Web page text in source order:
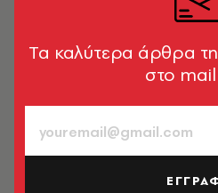
ΦΩΤΟΓΡΑΦΙΑ
1973: Ο
από τον
ΦΩΤΟΓΡΑΦΙΑ
O Μπρους
Γκόλντσμιθ
Tα καλύτερα άρθρα
στο